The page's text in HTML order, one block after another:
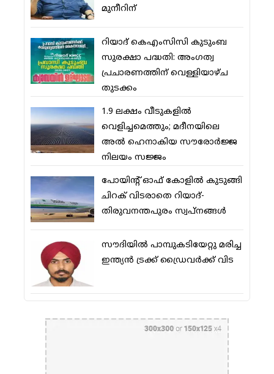
മുനീറിന്
റിയാദ് കെഎംസിസി കുടുംബ
സുരക്ഷാ പദ്ധതി: അംഗത്വ
പ്രചാരണത്തിന് വെള്ളിയാഴ്ച
തുടക്കം
1.9 ലക്ഷം വീടുകളില്‍
വെളിച്ചമെത്തും; മദീനയിലെ
അല്‍ ഹെനാകിയ സൗരോര്‍ജ്ജ
നിലയം സജ്ജം
പോയിന്റ് ഓഫ് കോളില്‍ കുടുങ്ങി
ചിറക് വിടരാതെ റിയാദ്-
തിരുവനന്തപുരം സ്വപ്നങ്ങള്‍
സൗദിയിൽ പാമ്പുകടിയേറ്റു മരിച്ച
ഇന്ത്യൻ ട്രക്ക് ഡ്രൈവർക്ക് വിട